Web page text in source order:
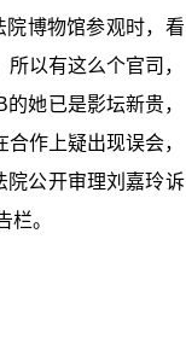
院博物馆参观时，看
以有这么个官司，
她已是影坛新贵，
作上疑出现误会，
院公开审理刘嘉玲诉
。